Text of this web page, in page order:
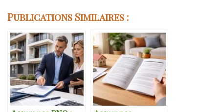
Publications Similaires :